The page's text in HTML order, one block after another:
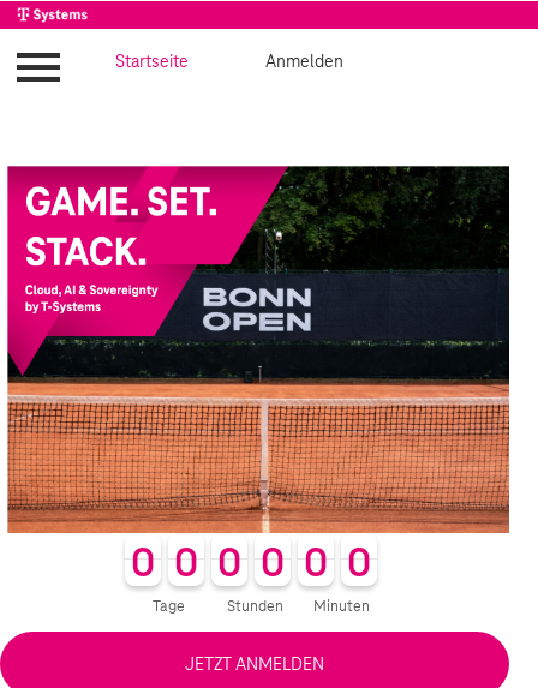
Agenda
ImpressumStartseite Anmelden
0
0
0
0 0
0
0
0
Tage
0
0
0
0 0
0
0
0
Stunden
0
0
0
0 0
0
0
0
Minuten
JETZT ANMELDEN